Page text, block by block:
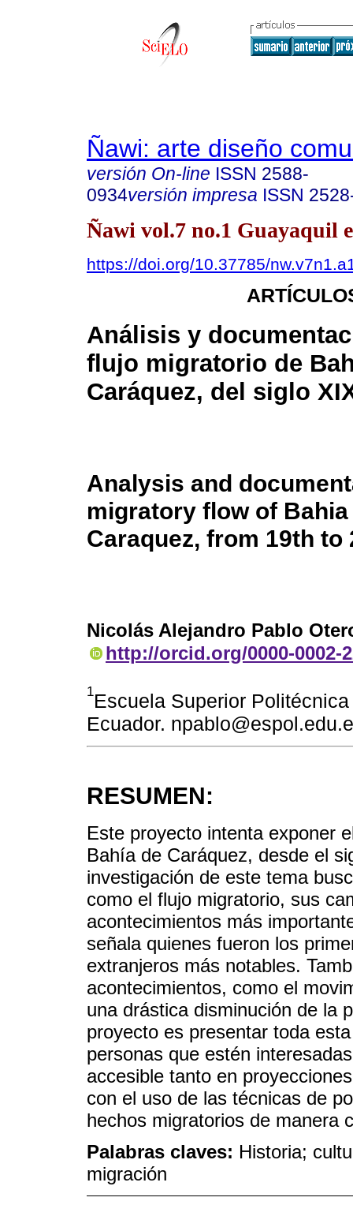
Ñawi: arte diseño
versión On-line ISSN 2588-
0934versión impresa ISSN
Ñawi vol.7 no.1 Guayaquil
https://doi.org/10.37785/
Análisis y
flujo migratorio de
Caráquez, del siglo
Analysis and
migratory flow of Bahia
Caraquez, from 19th
Nicolás Alejandro Pablo
http://orcid.org/0000-0002-
1Escuela Superior
Ecuador.
RESUMEN:
Este proyecto intenta exponer
Bahía de Caráquez, desde el
investigación de este tema
como el flujo migratorio, sus
acontecimientos más
señala quienes fueron los
extranjeros más notables.
acontecimientos, como el
una drástica disminución de la
proyecto es presentar toda
personas que estén
accesible tanto en
con el uso de las técnicas de
hechos migratorios de manera
Palabras claves: Historia;
migración